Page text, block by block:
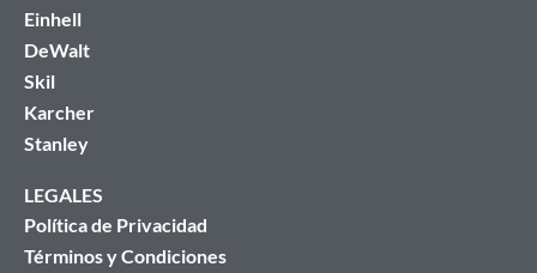
Einhell
DeWalt
Skil
Karcher
Stanley
LEGALES
Política de Privacidad
Términos y Condiciones